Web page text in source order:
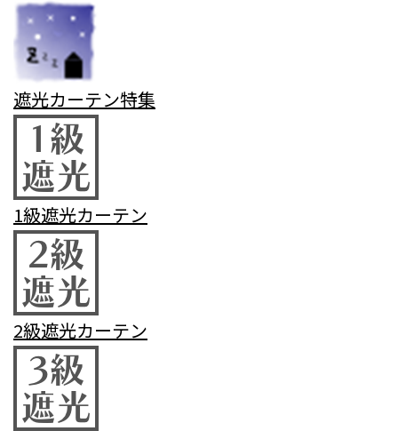
遮光カーテン特集
1級遮光カーテン
2級遮光カーテン